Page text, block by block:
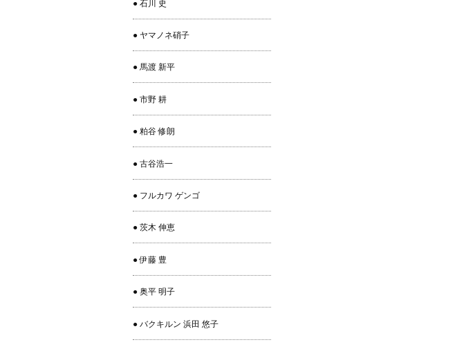
● 石川 史
● ヤマノネ硝子
● 馬渡 新平
● 市野 耕
● 粕谷 修朗
● 古谷浩一
● フルカワ ゲンゴ
● 茨木 伸恵
● 伊藤 豊
● 奥平 明子
● バクキルン 浜田 悠子